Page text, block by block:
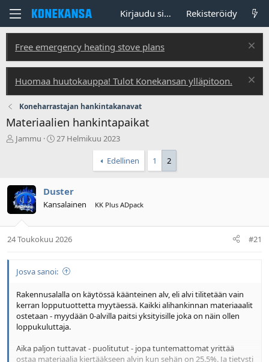
Kirjaudu sisään Rekisteröidy
Free emergency heating stove plans
Huomaa huutokauppa! Tulot Konekansan ylläpitoon.
Koneharrastajan hankintakanavat
Materiaalien hankintapaikat
V
i
k
e
u
a
l
t
t
a
a
Jammu
A
u
s
ä
i
v
m
ä
ä
r
ä
27 Helmikuu 2023
Edellinen 1 2
Duster
Kansalainen KK Plus ADpack
24 Toukokuu 2026 #21
Josva sanoi:
Rakennusalalla on käytössä käänteinen alv, eli alvi tilitetään vain
kerran lopputuottetta myytäessä. Kaikki alihankinnan materiaaalit
ostetaan - myydään 0-alvilla paitsi yksityisille joka on näin ollen
loppukuluttaja.
Aika paljon tuttavat - puolitutut - jopa tuntemattomat yrittää
ostaa materiaalia kiertääkseen alvin kun sehän on 25.5%. Ja tietysti